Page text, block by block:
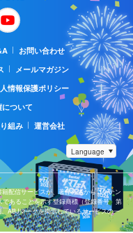
お問い合わせ
メールマガジン
情報保護ポリシー
ついて
組み 運営会社
配信サービスが、著作権者からコンテン
であることを示す登録商標（登録番号 第
ABJマークを掲示しているサービスの一